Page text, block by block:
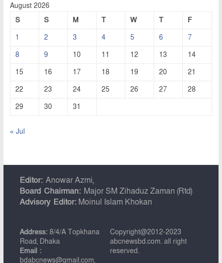
August 2026
S
S M T W T
F
1
2 3 4 5 6
7
8
9 10 11 12 13
14
15
16 17 18 19 20
21
22
23 24 25 26 27
28
29
30 31
« Jul
Editor: Anowar Azmi,
Board Chairman: Major SM Zihaduz Zaman (Rtd)
Advisory Editor:Moinul Islam Khokan
Address:8/4/A Topkhana
Road, Dhaka
Email :
bdabcnews@gmail.com,
Copyright@2012-2023
abcnewsbd.com. all right
reserved.